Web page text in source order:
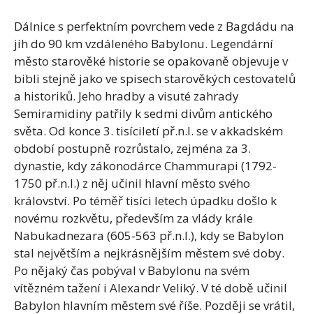
Dálnice s perfektním povrchem vede z Bagdádu na
jih do 90 km vzdáleného Babylonu. Legendární
město starověké historie se opakovaně objevuje v
bibli stejně jako ve spisech starověkých cestovatelů
a historiků. Jeho hradby a visuté zahrady
Semiramidiny patřily k sedmi divům antického
světa. Od konce 3. tisíciletí př.n.l. se v akkadském
období postupně rozrůstalo, zejména za 3.
dynastie, kdy zákonodárce Chammurapi (1792-
1750 př.n.l.) z něj učinil hlavní město svého
království. Po téměř tisíci letech úpadku došlo k
novému rozkvětu, především za vlády krále
Nabukadnezara (605-563 př.n.l.), kdy se Babylon
stal největším a nejkrásnějším městem své doby.
Po nějaký čas pobýval v Babylonu na svém
vítězném tažení i Alexandr Veliký. V té době učinil
Babylon hlavním městem své říše. Později se vrátil,